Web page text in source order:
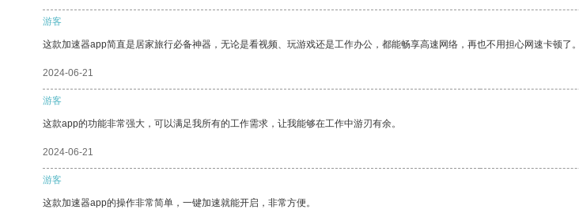
游客
这款加速器app简直是居家旅行必备神器，无论是看视频、玩游戏还是工作办公，都能畅享高速网络，再也不用担心网速卡顿
2024-06-21
游客
这款app的功能非常强大，可以满足我所有的工作需求，让我能够在工作中游刃有余。
2024-06-21
游客
这款加速器app的操作非常简单，一键加速就能开启，非常方便。